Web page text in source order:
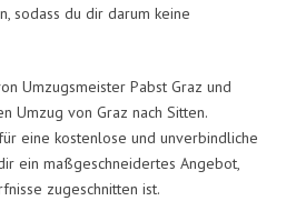
sodass du dir darum keine
Umzugsmeister Pabst Graz und
Umzug von Graz nach Sitten.
eine kostenlose und unverbindliche
ein maßgeschneidertes Angebot,
zugeschnitten ist.